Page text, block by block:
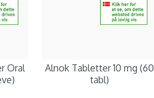
Oral
Alnok Tabletter 10 mg (60
tabl)